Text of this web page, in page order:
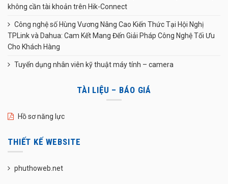
không cần tài khoản trên Hik-Connect
Công nghệ số Hùng Vương Nâng Cao Kiến Thức Tại Hội Nghị
TPLink và Dahua: Cam Kết Mang Đến Giải Pháp Công Nghệ Tối Ưu
Cho Khách Hàng
Tuyển dụng nhân viên kỹ thuật máy tính – camera
TÀI LIỆU – BÁO GIÁ
Hồ sơ năng lực
THIẾT KẾ WEBSITE
phuthoweb.net